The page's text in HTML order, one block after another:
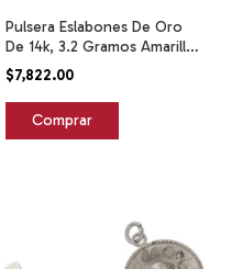
Pulsera Eslabones De Oro
De 14k, 3.2 Gramos Amarillo
0 Cm 18.2 Cm
$7,822.00